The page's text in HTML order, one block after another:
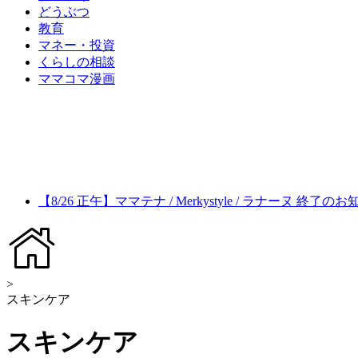
どうぶつ
教育
マネー・投資
くらしの相談
ママコマ漫画
【8/26 正午】ママテナ / Merkystyle / ラナーヌ 終了のお
>
スキンケア
スキンケア